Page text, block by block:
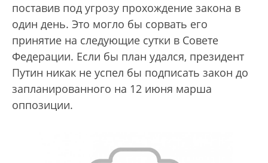
поставив под угрозу прохождение закона в
один день. Это могло бы сорвать его
принятие на следующие сутки в Совете
Федерации. Если бы план удался, президент
Путин никак не успел бы подписать закон до
запланированного на 12 июня марша
оппозиции.